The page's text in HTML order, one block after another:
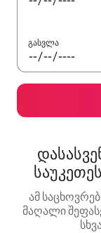
გასვლა
ამ
მაღალი